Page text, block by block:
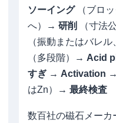
ソーイング（ブロッ
へ）→ 研削 （寸法
（振動またはバレ
（多段階）→ Acid
すぎ → Activation →
はZn）→ 最終検査
数百社の磁石メーカ